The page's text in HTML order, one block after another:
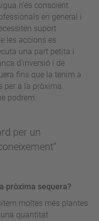
n’és conscient
en general i
suport
les accions es
una part petita i
d’inversió i de
fins que la tenim a
per a la pròxima
podrem.
per un
pròxima sequera?
moltes més plantes
quantitat